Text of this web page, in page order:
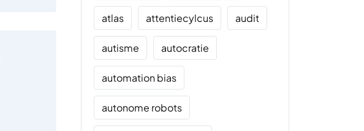
atlas attentiecylcus audit
autisme autocratie
automation bias
autonome robots